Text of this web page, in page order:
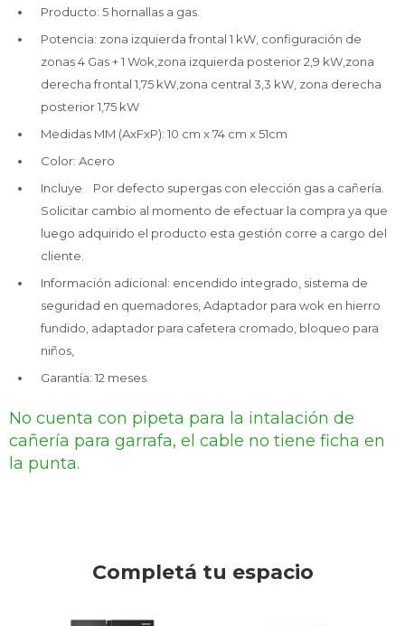
Producto: 5 hornallas a gas.
Potencia: zona izquierda frontal 1 kW, configuración de
zonas 4 Gas + 1 Wok,zona izquierda posterior 2,9 kW,zona
derecha frontal 1,75 kW,zona central 3,3 kW, zona derecha
posterior 1,75 kW
Medidas MM (AxFxP): 10 cm x 74 cm x 51cm
Color: Acero
Incluye Por defecto supergas con elección gas a cañería.
Solicitar cambio al momento de efectuar la compra ya que
luego adquirido el producto esta gestión corre a cargo del
cliente.
Información adicional: encendido integrado, sistema de
seguridad en quemadores, Adaptador para wok en hierro
fundido, adaptador para cafetera cromado, bloqueo para
niños,
Garantía: 12 meses.
No cuenta con pipeta para la intalación de
cañería para garrafa, el cable no tiene ficha en
la punta.
Completá tu espacio